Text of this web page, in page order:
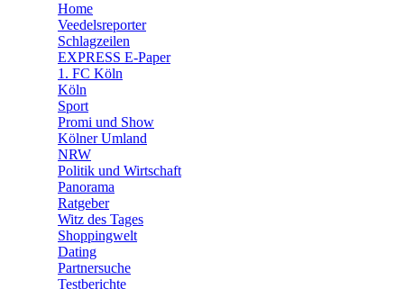
🛒 Shoppingwelt
Home
Veedelsreporter
Schlagzeilen
EXPRESS E-Paper
1. FC Köln
Köln
Sport
Promi und Show
Kölner Umland
NRW
Politik und Wirtschaft
Panorama
Ratgeber
Witz des Tages
Shoppingwelt
Dating
Partnersuche
Testberichte